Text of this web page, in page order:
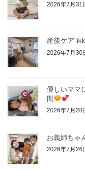
2026年7月31
産後ケア
2026年7月30
優しいママ
間
2026年7月28
お義姉ちゃ
2026年7月26